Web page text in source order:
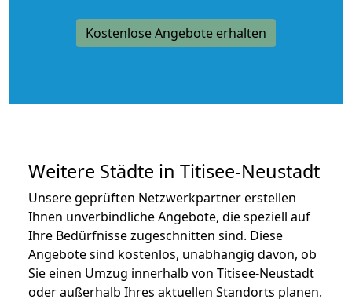
Kostenlose Angebote erhalten
Weitere Städte in Titisee-Neustadt
Unsere geprüften Netzwerkpartner erstellen
Ihnen unverbindliche Angebote, die speziell auf
Ihre Bedürfnisse zugeschnitten sind. Diese
Angebote sind kostenlos, unabhängig davon, ob
Sie einen Umzug innerhalb von Titisee-Neustadt
oder außerhalb Ihres aktuellen Standorts planen.